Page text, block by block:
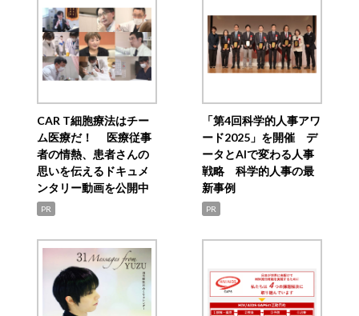
CAR T細胞療法はチー
ム医療だ！ 医療従事
者の情熱、患者さんの
思いを伝えるドキュメ
ンタリー動画を公開中
PR
「第4回科学的人事アワ
ード2025」を開催 デ
ータとAIで変わる人事
戦略 科学的人事の最
新事例
PR